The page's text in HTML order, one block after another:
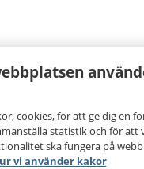
cookies, för att ge dig en
statistik och för att
ska fungera på
vi använder kakor